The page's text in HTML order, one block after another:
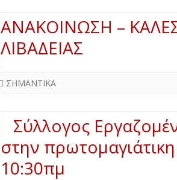
ΑΝΑΚΟΙΝΩΣΗ –
ΛΙΒΑΔΕΙΑΣ
ΣΗΜΑΝΤΙΚΑ
Σύλλογος
στην
10:30πμ